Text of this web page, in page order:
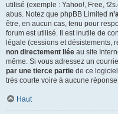
utilisé (exemple : Yahoo!, Free,
abus. Notez que phpBB Limited
être, en aucun cas, tenu pour
forum est utilisé. Il est inutile de
légale (cessions et désistements,
non directement liée au site
même. Si vous adressez un
par une tierce partie de ce
très courte voire à aucune
Haut